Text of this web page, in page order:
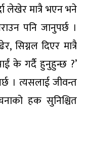
लेखेर मात्रै भएन भने
पनि जानुपर्छ ।
सिग्नल दिएर मात्रै
के गर्दै हुनुहुन्छ ?’
। त्यसलाई जीवन्त
हक सुनिश्चित